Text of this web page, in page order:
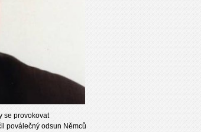
se provokovat
poválečný odsun Němců